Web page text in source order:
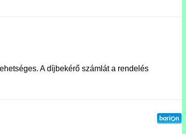
A díjbekérő számlát a rendelés